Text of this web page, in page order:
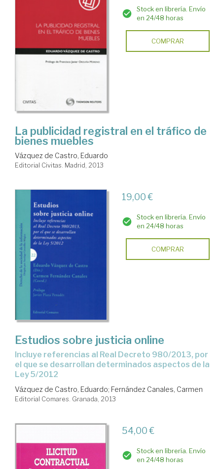
Stock en librería. Envío
en 24/48 horas
COMPRAR
La publicidad registral en el tráfico de
bienes muebles
Vázquez de Castro, Eduardo
Editorial Civitas. Madrid, 2013
19,00 €
Stock en librería. Envío
en 24/48 horas
COMPRAR
Estudios sobre justicia online
el que se desarrollan determinados aspectos de la
Ley 5/2012
Vázquez de Castro, Eduardo; Fernández Canales, Carmen
Editorial Comares. Granada, 2013
54,00 €
Stock en librería. Envío
en 24/48 horas